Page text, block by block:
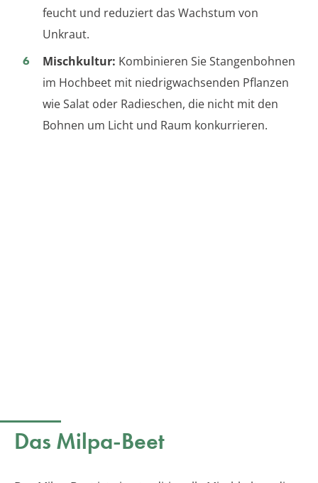
feucht und reduziert das Wachstum von
Unkraut.
Mischkultur: Kombinieren Sie Stangenbohnen
im Hochbeet mit niedrigwachsenden Pflanzen
wie Salat oder Radieschen, die nicht mit den
Bohnen um Licht und Raum konkurrieren.
Das Milpa-Beet